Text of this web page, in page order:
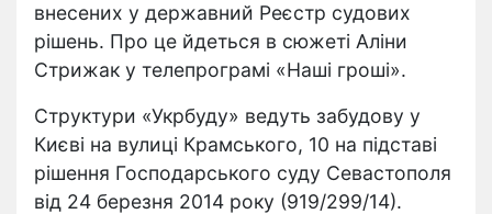
внесених у державний Реєстр судових
рішень. Про це йдеться в сюжеті Аліни
Стрижак у телепрограмі «Наші гроші».
Структури «Укрбуду» ведуть забудову у
Києві на вулиці Крамського, 10 на підставі
рішення Господарського суду Севастополя
від 24 березня 2014 року (919/299/14).